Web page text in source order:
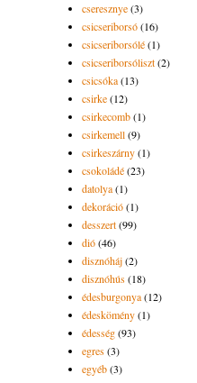
cseresznye(3)
csicseriborsó(16)
csicseriborsólé(1)
csicseriborsóliszt(2)
csicsóka(13)
csirke(12)
csirkecomb(1)
csirkemell(9)
csirkeszárny(1)
csokoládé(23)
datolya(1)
dekoráció(1)
desszert(99)
dió(46)
disznóháj(2)
disznóhús(18)
édesburgonya(12)
édeskömény(1)
édesség(93)
egres(3)
egyéb(3)